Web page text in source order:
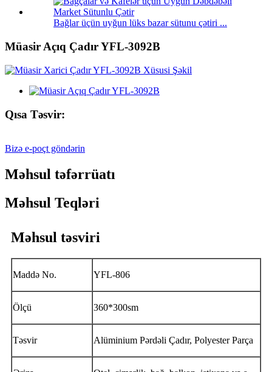
Bağlar üçün uyğun lüks bazar sütunu çətiri ...
Müasir Açıq Çadır YFL-3092B
Qısa Təsvir:
Bizə e-poçt göndərin
Məhsul təfərrüatı
Məhsul Teqləri
Məhsul təsviri
Maddə No. YFL-806
Ölçü 360*300sm
Təsvir Alüminium Pərdəli Çadır, Polyester Parça